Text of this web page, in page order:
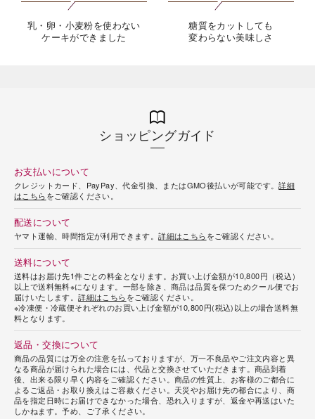
乳・卵・小麦粉を使わない
ケーキができました
糖質をカットしても
変わらない美味しさ
ショッピングガイド
お支払いについて
クレジットカード、PayPay、代金引換、またはGMO後払いが可能です。詳細
はこちらをご確認ください。
配送について
ヤマト運輸、時間指定が利用できます。詳細はこちらをご確認ください。
送料について
送料はお届け先1件ごとの料金となります。お買い上げ金額が10,800円（税込）
以上で送料無料※になります。一部を除き、商品は品質を保つためクール便でお
届けいたします。詳細はこちらをご確認ください。
※冷凍便・冷蔵便それぞれのお買い上げ金額が10,800円(税込)以上の場合送料無
料となります。
返品・交換について
商品の品質には万全の注意を払っておりますが、万一不良品やご注文内容と異
なる商品が届けられた場合には、代品と交換させていただきます。商品到着
後、出来る限り早く内容をご確認ください。商品の性質上、お客様のご都合に
よるご返品・お取り換えはご容赦ください。天災やお届け先の都合により、商
品を指定日時にお届けできなかった場合、恐れ入りますが、返金や再送はいた
しかねます。予め、ご了承ください。